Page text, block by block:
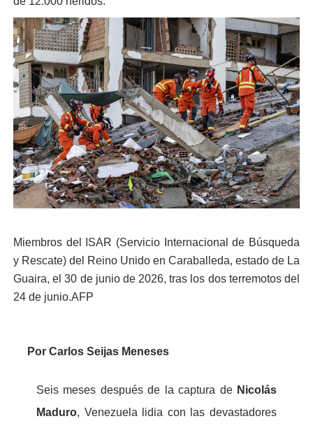
Miembros del ISAR (Servicio Internacional de Búsqueda
y Rescate) del Reino Unido en Caraballeda, estado de La
Guaira, el 30 de junio de 2026, tras los dos terremotos del
24 de junio.AFP
Por Carlos Seijas Meneses
Seis meses después de la captura de Nicolás
Maduro, Venezuela lidia con las devastadores